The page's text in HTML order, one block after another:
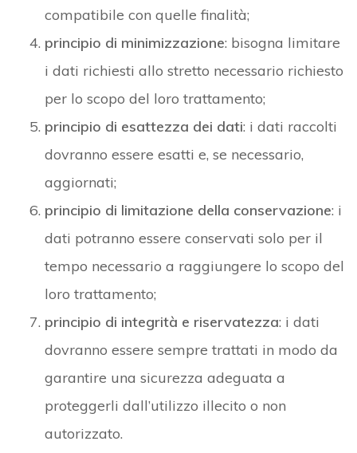
compatibile con quelle finalità;
principio di minimizzazione: bisogna limitare
i dati richiesti allo stretto necessario richiesto
per lo scopo del loro trattamento;
principio di esattezza dei dati: i dati raccolti
dovranno essere esatti e, se necessario,
aggiornati;
principio di limitazione della conservazione: i
dati potranno essere conservati solo per il
tempo necessario a raggiungere lo scopo del
loro trattamento;
principio di integrità e riservatezza: i dati
dovranno essere sempre trattati in modo da
garantire una sicurezza adeguata a
proteggerli dall’utilizzo illecito o non
autorizzato.